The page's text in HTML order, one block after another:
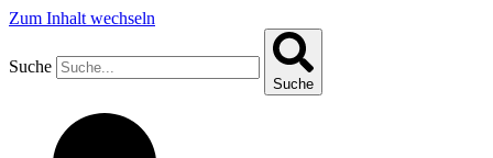
Zum Inhalt wechseln
Suche
Suche